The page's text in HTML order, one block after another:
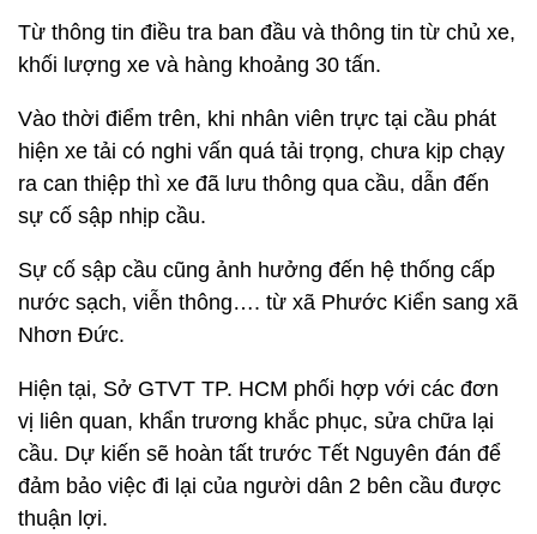
Từ thông tin điều tra ban đầu và thông tin từ chủ xe,
khối lượng xe và hàng khoảng 30 tấn.
Vào thời điểm trên, khi nhân viên trực tại cầu phát
hiện xe tải có nghi vấn quá tải trọng, chưa kịp chạy
ra can thiệp thì xe đã lưu thông qua cầu, dẫn đến
sự cố sập nhịp cầu.
Sự cố sập cầu cũng ảnh hưởng đến hệ thống cấp
nước sạch, viễn thông…. từ xã Phước Kiển sang xã
Nhơn Đức.
Hiện tại, Sở GTVT TP. HCM phối hợp với các đơn
vị liên quan, khẩn trương khắc phục, sửa chữa lại
cầu. Dự kiến sẽ hoàn tất trước Tết Nguyên đán để
đảm bảo việc đi lại của người dân 2 bên cầu được
thuận lợi.